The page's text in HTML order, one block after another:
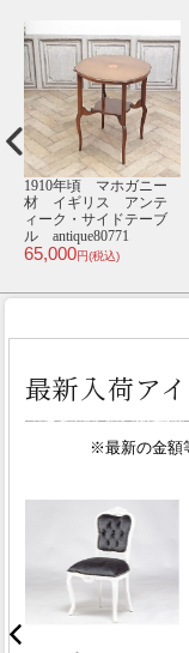
1人掛けソファ･アンテ
ィークテイスト
VL1F279K
48,800円(税込)